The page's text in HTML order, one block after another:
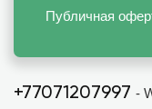
Публичная
+77071207997 -